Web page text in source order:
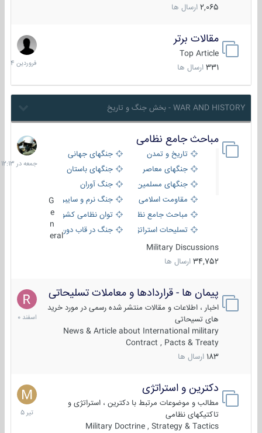
2,065 ارسال ها
مقالات برتر
Top Article
331 ارسال ها
29
فروردین
1404
WAR AND HISTORY - بخش جنگ و تاریخ
مباحث جامع نظامی
تاریخ و تمدن
جنگهای جهانی
جنگهای معاصر
جنگهای باستان
جنگهای مسلمین
جنگ آوران
مقاومت اسلامی
جنگ نرم و سایبری
مباحث جامع نظامی
توان نظامی کشورها
تسلیحات استراتژیک
جنگ در قاب دوربین
eral
Military Discussions
34,752 ارسال ها
جمعه
در
12:13
پیمان ها - قراردادها و معاملات تسلیحاتی
اخبار ، اطلاعات و مقالات منتشر شده رسمی در مورد خرید
های تسیحاتی
News & Article about International military
Contract , Pacts & Treaty
183 ارسال ها
7
اسفند
1400
دکترین و استراتژی
مطالب و موضوعات مرتبط با دکترین ، استراتژی و
تاکتیکهای نظامی
Military Doctrine , Strategy & Tactics
27
تیر
1405